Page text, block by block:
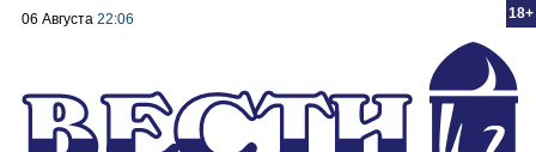
18+
06 Августа 22:06